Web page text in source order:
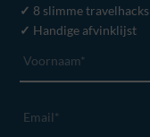
✓ 8 slimme travelhacks
✓ Handige afvinklijst